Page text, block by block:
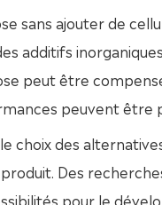
sans ajouter de
additifs
peut être
peuvent être
choix des
Des
pour le